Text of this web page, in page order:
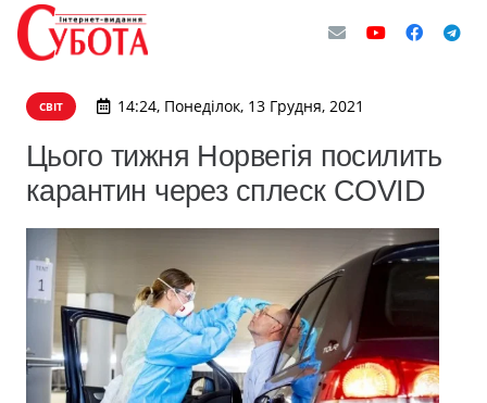
СВІТ 14:24, Понеділок, 13 Грудня, 2021
Цього тижня Норвегія посилить
карантин через сплеск COVID